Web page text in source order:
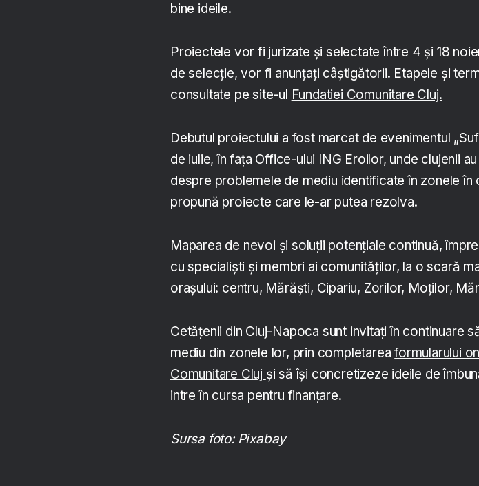
bine ideile.
Proiectele vor fi jurizate și selectate între 4 și 18
de selecție, vor fi anunțați câștigătorii. Etapele și
consultate pe site-ul Fundatiei Comunitare Cluj.
Debutul proiectului a fost marcat de evenimentul
de iulie, în fața Office-ului ING Eroilor, unde clujenii
despre problemele de mediu identificate în zonele în
propună proiecte care le-ar putea rezolva.
Maparea de nevoi și soluții potențiale continuă,
cu specialiști și membri ai comunităților, la o scară
orașului: centru, Mărăști, Cipariu, Zorilor, Moților,
Cetățenii din Cluj-Napoca sunt invitați în continuare
mediu din zonele lor, prin completareaformularului
Comunitare Cluj și să își concretizeze ideile de
intre în cursa pentru finanțare.
Sursa foto: Pixabay